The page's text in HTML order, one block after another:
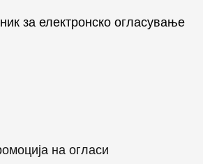
за електронско огласување
на огласи